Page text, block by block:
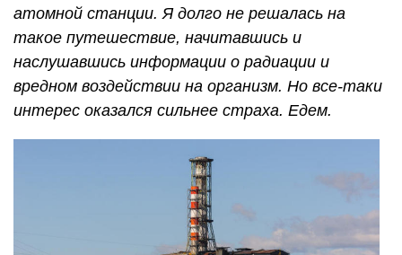
атомной станции. Я долго не решалась на
такое путешествие, начитавшись и
наслушавшись информации о радиации и
вредном воздействии на организм. Но все-таки
интерес оказался сильнее страха. Едем.